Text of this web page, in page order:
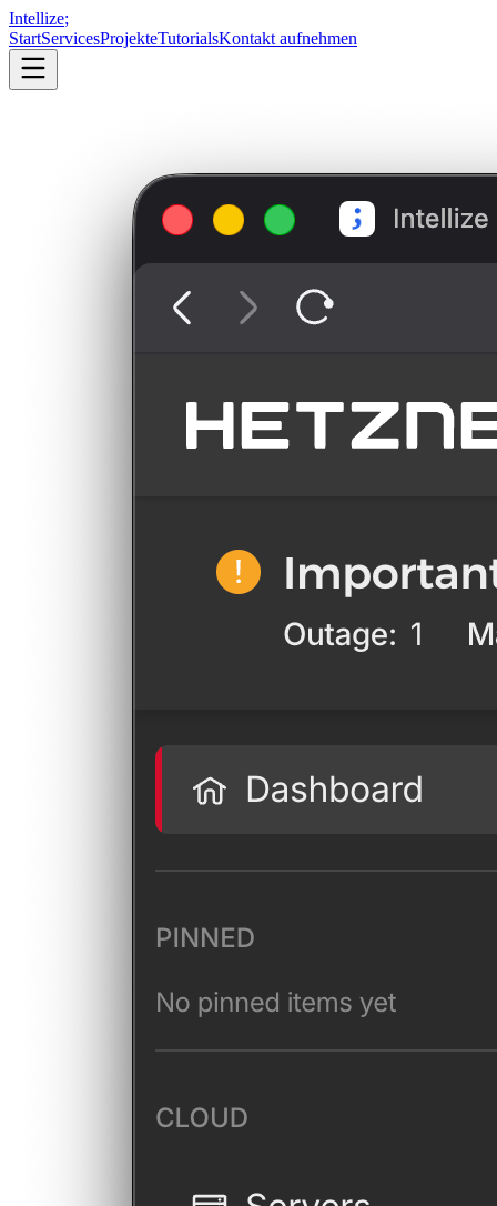
Intellize;
StartServicesProjekteTutorialsKontakt aufnehmen